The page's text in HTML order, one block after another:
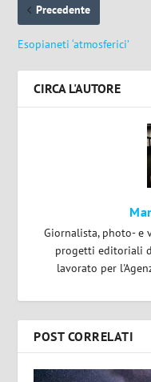
Precedente
Esopianeti ‘atmosferici’
CIRCA L'AUTORE
Giornalista, photo- e
progetti editoriali
lavorato per
POST CORRELATI